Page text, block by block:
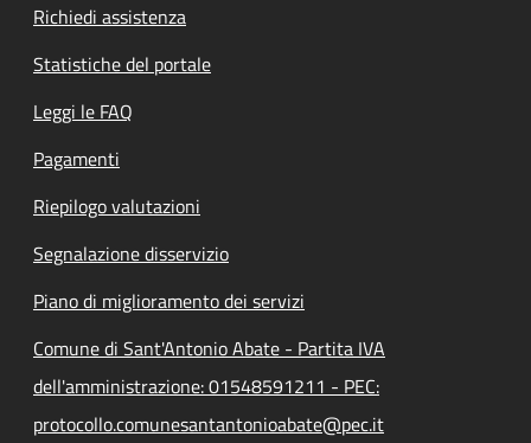
Richiedi assistenza
Statistiche del portale
Leggi le FAQ
Pagamenti
Riepilogo valutazioni
Segnalazione disservizio
Piano di miglioramento dei servizi
Comune di Sant'Antonio Abate - Partita IVA
dell'amministrazione: 01548591211 - PEC:
protocollo.comunesantantonioabate@pec.it